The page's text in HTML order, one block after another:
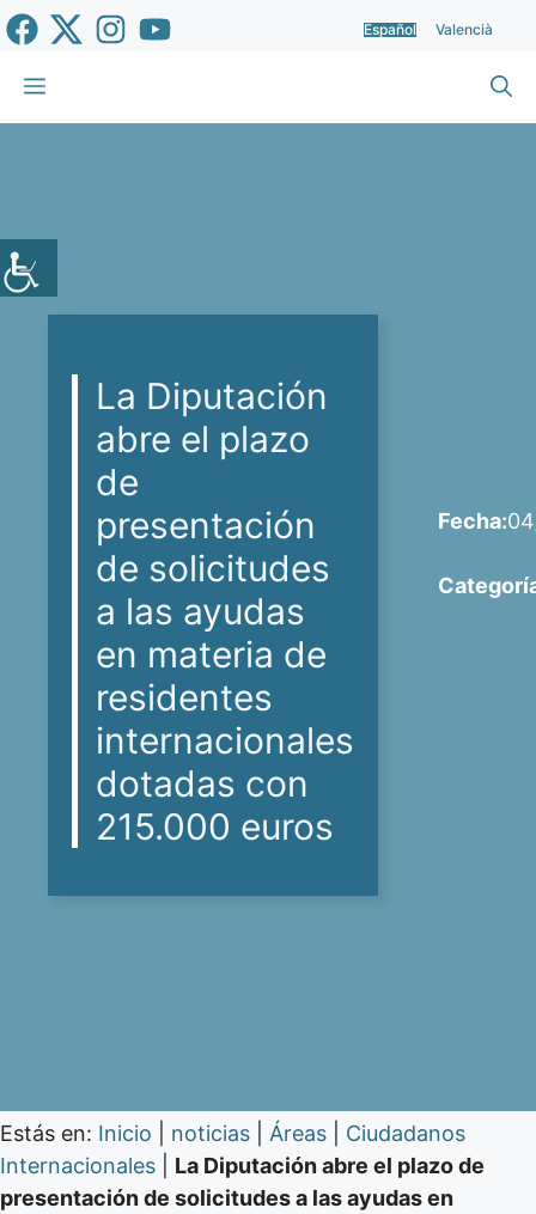
Saltar
al
contenido
Español Valencià
Menú
La Diputación
abre el plazo
de
presentación
de solicitudes
a las ayudas
en materia de
residentes
internacionales
dotadas con
215.000 euros
Fecha:
Estás en: Inicio noticias Áreas
Ciudadanos
Internacionales
La Diputación abre el plazo de
presentación de solicitudes a las ayudas en